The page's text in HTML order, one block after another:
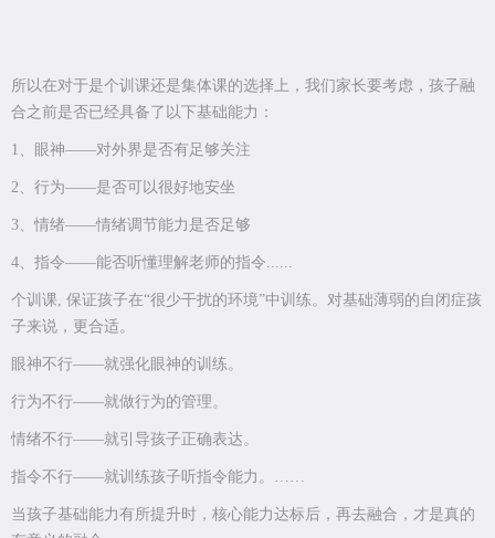
所以在对于是个训课还是集体课的选择上，我们家长要考虑，孩子融
合之前是否已经具备了以下基础能力：
1、眼神——对外界是否有足够关注
2、行为——是否可以很好地安坐
3、情绪——情绪调节能力是否足够
4、指令——能否听懂理解老师的指令......
个训课, 保证孩子在“很少干扰的环境”中训练。对基础薄弱的自闭症孩
子来说，更合适。
眼神不行——就强化眼神的训练。
行为不行——就做行为的管理。
情绪不行——就引导孩子正确表达。
指令不行——就训练孩子听指令能力。……
当孩子基础能力有所提升时，核心能力达标后，再去融合，才是真的